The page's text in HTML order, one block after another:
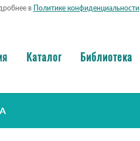
в Политике конфиденциальности
Каталог Библиотека